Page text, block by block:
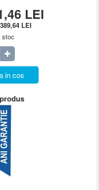
LEI
LEI
stoc
in cos